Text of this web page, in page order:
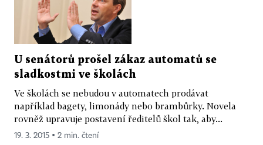
U senátorů prošel zákaz automatů se
sladkostmi ve školách
Ve školách se nebudou v automatech prodávat
například bagety, limonády nebo brambůrky. Novela
rovněž upravuje postavení ředitelů škol tak, aby...
19. 3. 2015 ▪ 2 min. čtení